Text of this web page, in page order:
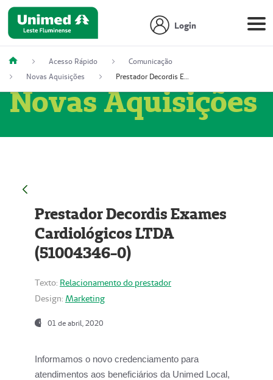
Login
Acesso Rápido
Comunicação
Novas Aquisições
Prestador Decordis Exames Cardiológicos LTDA (51004346-0)
Novas Aquisições
Prestador Decordis Exames
Cardiológicos LTDA
(51004346-0)
Texto: Relacionamento do prestador
Design: Marketing
01 de abril, 2020
Informamos o novo credenciamento para
atendimentos aos beneficiários da Unimed Local,